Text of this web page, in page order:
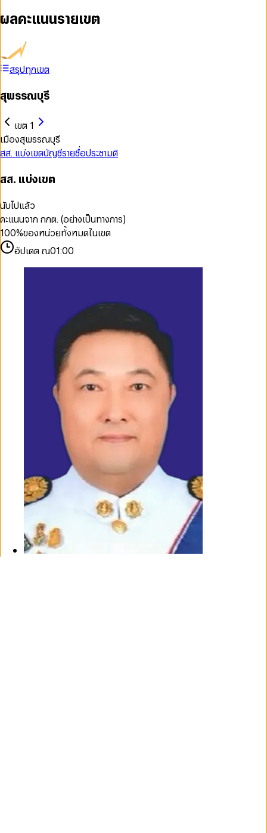
ผลคะแนนรายเขต
สรุปทุกเขต
สุพรรณบุรี
เขต 1
เมืองสุพรรณบุรี
สส. แบ่งเขตบัญชีรายชื่อประชามติ
สส. แบ่งเขต
นับไปแล้ว
คะแนนจาก กกต. (อย่างเป็นทางการ)
100%ของหน่วยทั้งหมดในเขต
อัปเดต ณ01:00